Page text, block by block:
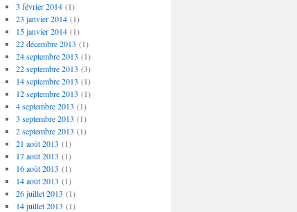
3 février 2014(1)
23 janvier 2014(1)
15 janvier 2014(1)
22 décembre 2013 (1)
24 septembre 2013 (1)
22 septembre 2013 (3)
14 septembre 2013 (1)
12 septembre 2013 (1)
4 septembre 2013 (1)
3 septembre 2013 (1)
2 septembre 2013 (1)
21 août 2013 (1)
17 août 2013 (1)
16 août 2013 (1)
14 août 2013 (1)
26 juillet 2013 (1)
14 juillet 2013 (1)